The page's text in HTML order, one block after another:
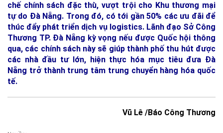
chế chính sách đặc thù, vượt trội cho Khu thương mại
tự do Đà Nẵng. Trong đó, có tới gần 50% các ưu đãi để
thúc đẩy phát triển dịch vụ logistics. Lãnh đạo Sở Công
Thương TP. Đà Nẵng kỳ vọng nếu được Quốc hội thông
qua, các chính sách này sẽ giúp thành phố thu hút được
các nhà đầu tư lớn, hiện thực hóa mục tiêu đưa Đà
Nẵng trở thành trung tâm trung chuyển hàng hóa quốc
tế.
Vũ Lê /Báo Công Thương